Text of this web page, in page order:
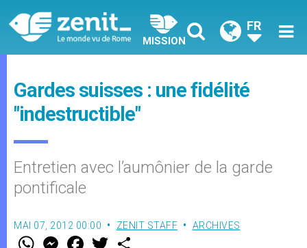
MISSION
FR
Gardes suisses : une fidélité
"indestructible"
Entretien avec l’aumônier de la garde
pontificale
MAI 07, 2012 00:00 ZENIT STAFF ARCHIVES
W M F